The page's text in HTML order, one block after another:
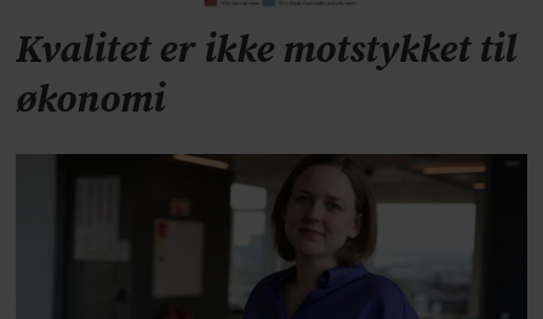
Kvalitet er ikke motstykket til
økonomi